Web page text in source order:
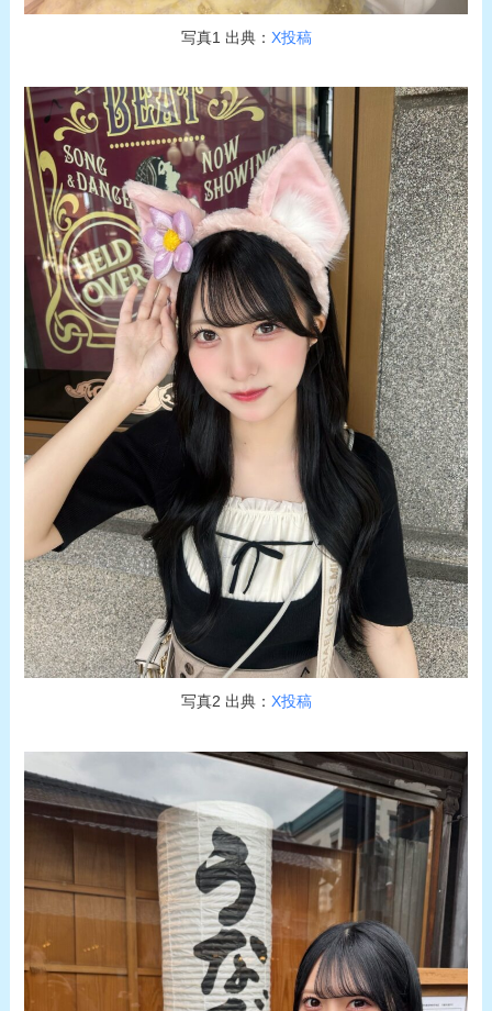
写真1 出典： X投稿
写真2 出典： X投稿